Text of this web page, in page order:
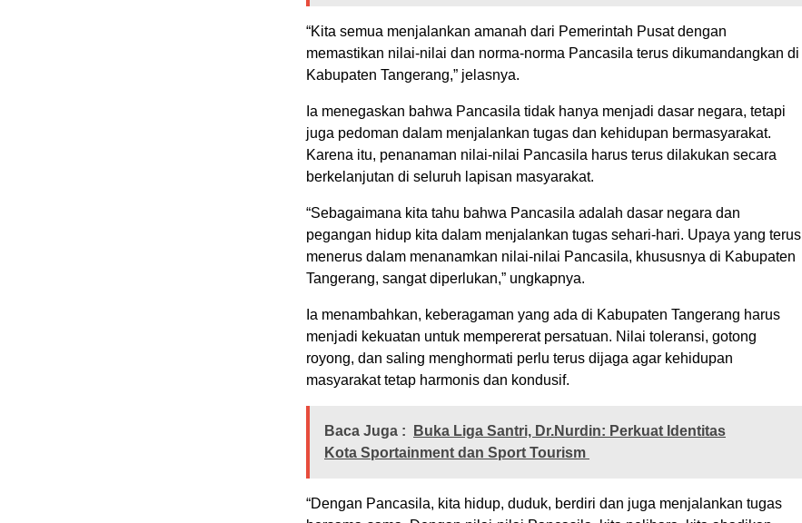
“Kita semua menjalankan amanah dari Pemerintah Pusat dengan
memastikan nilai-nilai dan norma-norma Pancasila terus dikumandangkan di
Kabupaten Tangerang,” jelasnya.
Ia menegaskan bahwa Pancasila tidak hanya menjadi dasar negara, tetapi
juga pedoman dalam menjalankan tugas dan kehidupan bermasyarakat.
Karena itu, penanaman nilai-nilai Pancasila harus terus dilakukan secara
berkelanjutan di seluruh lapisan masyarakat.
“Sebagaimana kita tahu bahwa Pancasila adalah dasar negara dan
pegangan hidup kita dalam menjalankan tugas sehari-hari. Upaya yang terus
menerus dalam menanamkan nilai-nilai Pancasila, khususnya di Kabupaten
Tangerang, sangat diperlukan,” ungkapnya.
Ia menambahkan, keberagaman yang ada di Kabupaten Tangerang harus
menjadi kekuatan untuk mempererat persatuan. Nilai toleransi, gotong
royong, dan saling menghormati perlu terus dijaga agar kehidupan
masyarakat tetap harmonis dan kondusif.
Baca Juga :
Buka Liga Santri, Dr.Nurdin: Perkuat Identitas
Kota Sportainment dan Sport Tourism
“Dengan Pancasila, kita hidup, duduk, berdiri dan juga menjalankan tugas